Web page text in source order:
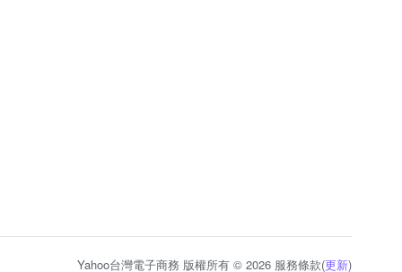
Yahoo台灣電子商務 版權所有 © 2026 服務條款(更新)